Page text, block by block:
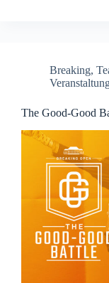
Breaking,
The Good-Good